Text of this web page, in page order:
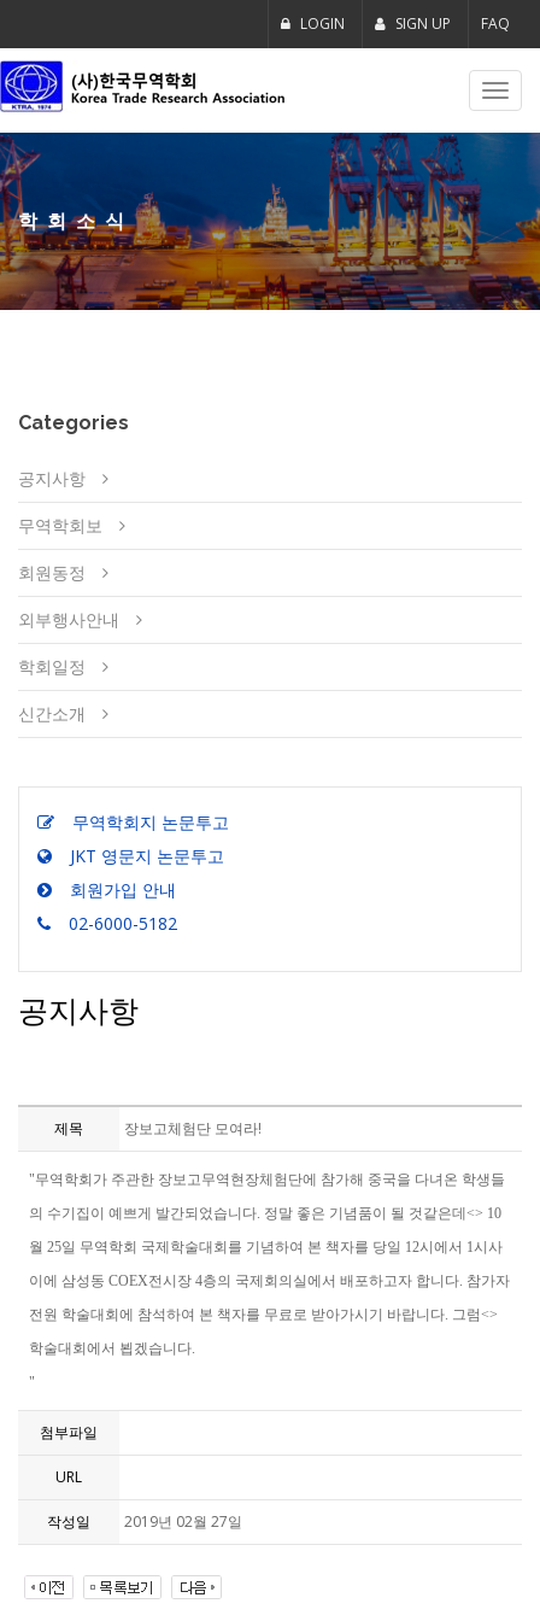
LOGIN SIGN UP FAQ
학회소식
Categories
공지사항
무역학회보
회원동정
외부행사안내
학회일정
신간소개
무역학회지 논문투고
JKT 영문지 논문투고
회원가입 안내
02-6000-5182
공지사항
제목 장보고체험단 모여라!
"무역학회가 주관한 장보고무역현장체험단에 참가해 중국을 다녀온 학생들
의 수기집이 예쁘게 발간되었습니다. 정말 좋은 기념품이 될 것같은데<> 10
월 25일 무역학회 국제학술대회를 기념하여 본 책자를 당일 12시에서 1시사
이에 삼성동 COEX전시장 4층의 국제회의실에서 배포하고자 합니다. 참가자
전원 학술대회에 참석하여 본 책자를 무료로 받아가시기 바랍니다. 그럼<>
학술대회에서 뵙겠습니다.
"
첨부파일
URL
작성일 2019년 02월 27일